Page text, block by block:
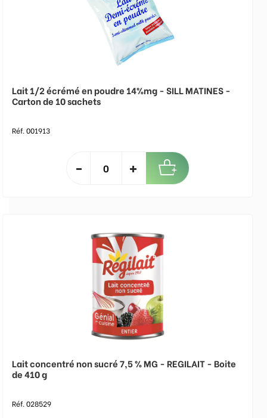
Lait 1/2 écrémé en poudre 14%mg - SILL MATINES -
Carton de 10 sachets
Réf. 001913
Lait concentré non sucré 7,5 % MG - REGILAIT - Boite
de 410 g
Réf. 028529